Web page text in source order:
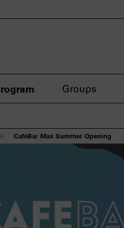
Groups
CaféBar Max Summer Opening